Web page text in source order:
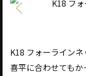
K18 フォーライン
喜平に合わせてもか